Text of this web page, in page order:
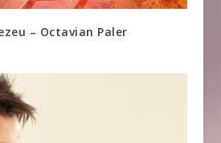
– Octavian Paler